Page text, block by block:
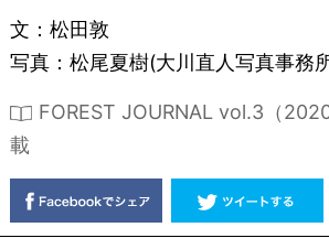
文：松田敦
写真：松尾夏樹(大川直人写真事務
FOREST JOURNAL vol.3（
載